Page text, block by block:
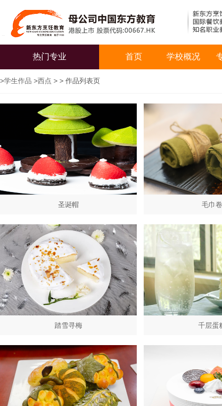
热门专业 首页 学校概况
>学生作品 >西点 > > 作品列表页
圣诞帽 毛巾卷
踏雪寻梅 千层蛋